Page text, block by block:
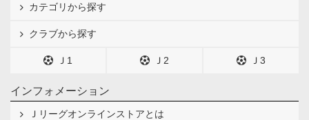
カテゴリから探す
クラブから探す
Ｊ1 Ｊ2 Ｊ3
インフォメーション
Ｊリーグオンラインストアとは